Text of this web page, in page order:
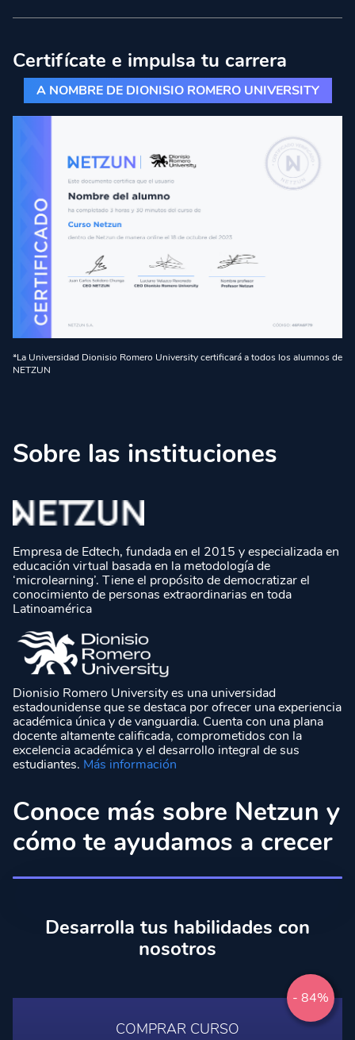
Certifícate e impulsa tu carrera
A NOMBRE DE DIONISIO ROMERO UNIVERSITY
*La Universidad Dionisio Romero University certificará a todos los alumnos de
NETZUN
Sobre las instituciones
Empresa de Edtech, fundada en el 2015 y especializada en
educación virtual basada en la metodología de
‘microlearning’. Tiene el propósito de democratizar el
conocimiento de personas extraordinarias en toda
Latinoamérica
Dionisio Romero University es una universidad
estadounidense que se destaca por ofrecer una experiencia
académica única y de vanguardia. Cuenta con una plana
docente altamente calificada, comprometidos con la
excelencia académica y el desarrollo integral de sus
estudiantes. Más información
Conoce más sobre Netzun y
cómo te ayudamos a crecer
Desarrolla tus habilidades con
nosotros
- 84%
COMPRAR CURSO